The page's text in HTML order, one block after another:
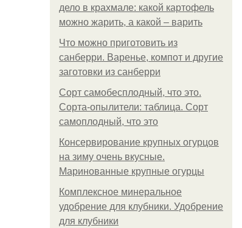
дело в крахмале: какой картофель
можно жарить, а какой – варить
Что можно приготовить из
санберри. Варенье, компот и другие
заготовки из санберри
Сорт самобесплодный, что это.
Сорта-опылители: таблица. Сорт
самоплодный, что это
Консервирование крупных огурцов
на зиму очень вкусные.
Маринованные крупные огурцы
Комплексное минеральное
удобрение для клубники. Удобрение
для клубники